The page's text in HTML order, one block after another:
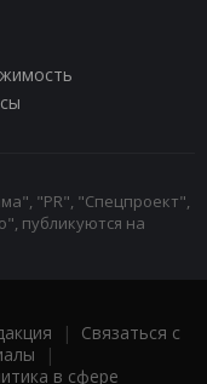
"PR", "Спецпроект",
публикуются на
| Связаться с
|
в сфере